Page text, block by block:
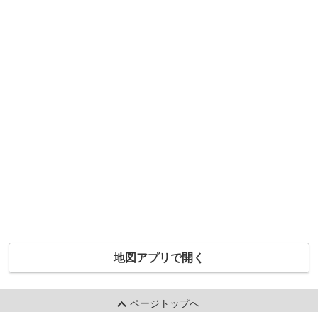
地図アプリで開く
ページトップへ